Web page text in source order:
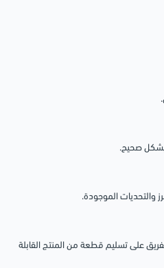
بشكل صحيح.
والتحديات الموجودة.
على تسليم قطعة من المنتج القابلة